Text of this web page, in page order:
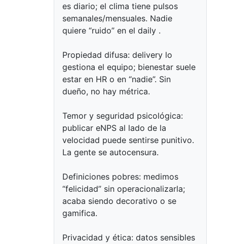
es diario; el clima tiene pulsos
semanales/mensuales. Nadie
quiere “ruido” en el daily .
Propiedad difusa: delivery lo
gestiona el equipo; bienestar suele
estar en HR o en “nadie”. Sin
dueño, no hay métrica.
Temor y seguridad psicológica:
publicar eNPS al lado de la
velocidad puede sentirse punitivo.
La gente se autocensura.
Definiciones pobres: medimos
“felicidad” sin operacionalizarla;
acaba siendo decorativo o se
gamifica.
Privacidad y ética: datos sensibles